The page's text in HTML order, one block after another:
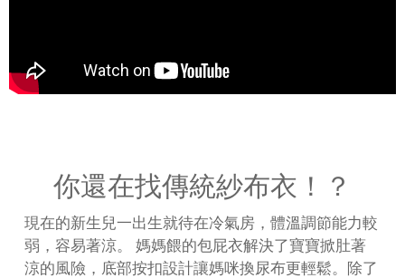
你還在找傳統紗布衣！？
現在的新生兒一出生就待在冷氣房，體溫調節能力較
弱，容易著涼。 媽媽餵的包屁衣解決了寶寶掀肚著
涼的風險，底部按扣設計讓媽咪換尿布更輕鬆。除了